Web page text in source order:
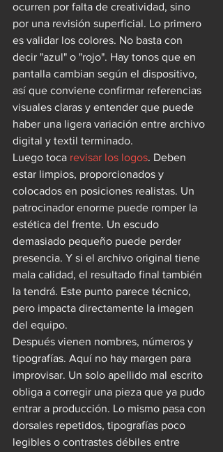
ocurren por falta de creatividad, sino
por una revisión superficial. Lo primero
es validar los colores. No basta con
decir "azul" o "rojo". Hay tonos que en
pantalla cambian según el dispositivo,
así que conviene confirmar referencias
visuales claras y entender que puede
haber una ligera variación entre archivo
digital y textil terminado.
Luego toca revisar los logos. Deben
estar limpios, proporcionados y
colocados en posiciones realistas. Un
patrocinador enorme puede romper la
estética del frente. Un escudo
demasiado pequeño puede perder
presencia. Y si el archivo original tiene
mala calidad, el resultado final también
la tendrá. Este punto parece técnico,
pero impacta directamente la imagen
del equipo.
Después vienen nombres, números y
tipografías. Aquí no hay margen para
improvisar. Un solo apellido mal escrito
obliga a corregir una pieza que ya pudo
entrar a producción. Lo mismo pasa con
dorsales repetidos, tipografías poco
legibles o contrastes débiles entre